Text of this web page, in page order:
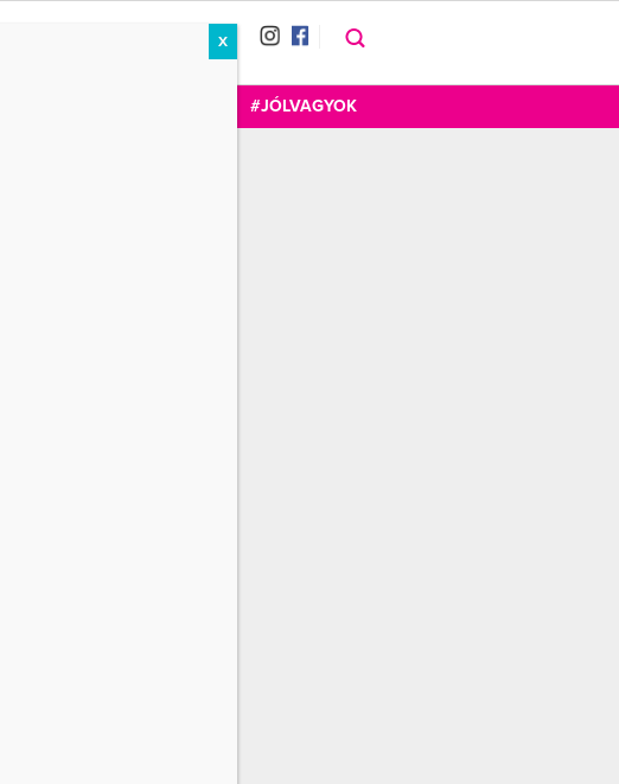
#JÓLVAGYOK
X